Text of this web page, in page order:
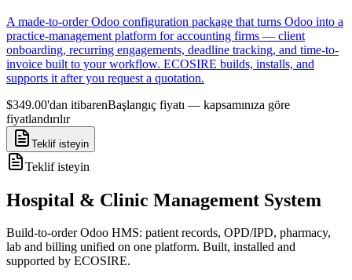
A made-to-order Odoo configuration package that turns Odoo into a
practice-management platform for accounting firms — client
onboarding, recurring engagements, deadline tracking, and time-to-
invoice built to your workflow. ECOSIRE builds, installs, and
supports it after you request a quotation.
$349.00'dan itibarenBaşlangıç fiyatı — kapsamınıza göre
fiyatlandırılır
Teklif isteyin
Teklif isteyin
Hospital & Clinic Management System
Build-to-order Odoo HMS: patient records, OPD/IPD, pharmacy,
lab and billing unified on one platform. Built, installed and
supported by ECOSIRE.